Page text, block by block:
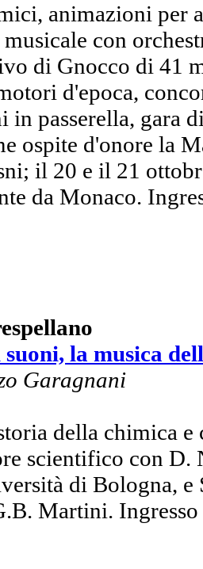
animazioni per
con
di Gnocco di 41
d'epoca,
in passerella, gara
ospite d'onore la
il 20 e il 21
da Monaco.
la musica
Garagnani
della chimica
scientifico con D.
di Bologna,
Martini.